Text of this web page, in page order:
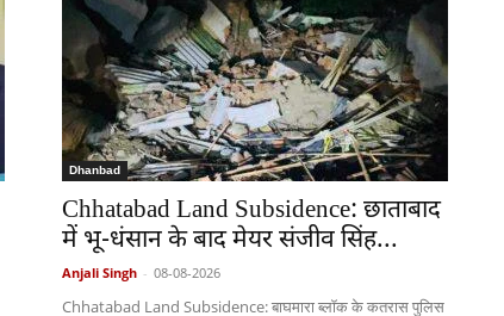
Dhanbad
Chhatabad Land Subsidence: छाताबाद
में भू-धंसान के बाद मेयर संजीव सिंह...
Anjali Singh - 08-08-2026
Chhatabad Land Subsidence: बाघमारा ब्लॉक के कतरास पुलिस